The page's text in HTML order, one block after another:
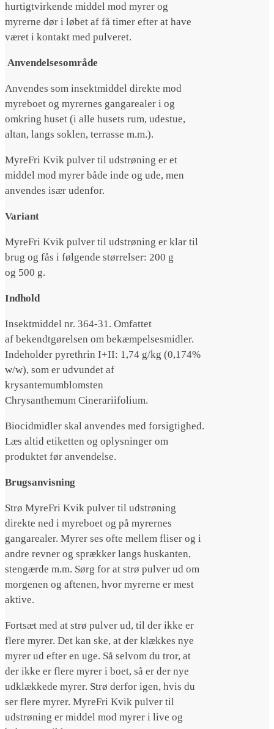
hurtigtvirkende middel mod myrer og
myrerne dør i løbet af få timer efter at have
været i kontakt med pulveret.
Anvendelsesområde
Anvendes som insektmiddel direkte mod
myreboet og myrernes gangarealer i og
omkring huset (i alle husets rum, udestue,
altan, langs soklen, terrasse m.m.).
MyreFri Kvik pulver til udstrøning er et
middel mod myrer både inde og ude, men
anvendes især udenfor.
Variant
MyreFri Kvik pulver til udstrøning er klar til
brug og fås i følgende størrelser: 200 g
og 500 g.
Indhold
Insektmiddel nr. 364-31. Omfattet
af bekendtgørelsen om bekæmpelsesmidler.
Indeholder pyrethrin I+II: 1,74 g/kg (0,174%
w/w), som er udvundet af
krysantemumblomsten
Chrysanthemum Cinerariifolium.
Biocidmidler skal anvendes med forsigtighed.
Læs altid etiketten og oplysninger om
produktet før anvendelse.
Brugsanvisning
Strø MyreFri Kvik pulver til udstrøning
direkte ned i myreboet og på myrernes
gangarealer. Myrer ses ofte mellem fliser og i
andre revner og sprækker langs huskanten,
stengærde m.m. Sørg for at strø pulver ud om
morgenen og aftenen, hvor myrerne er mest
aktive.
Fortsæt med at strø pulver ud, til der ikke er
flere myrer. Det kan ske, at der klækkes nye
myrer ud efter en uge. Så selvom du tror, at
der ikke er flere myrer i boet, så er der nye
udklækkede myrer. Strø derfor igen, hvis du
ser flere myrer. MyreFri Kvik pulver til
udstrøning er middel mod myrer i live og